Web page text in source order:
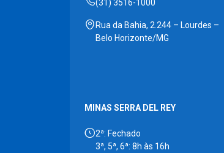
(31) 3516-1000
Rua da Bahia, 2.244 – Lourdes –
Belo Horizonte/MG
MINAS SERRA DEL REY
2ª: Fechado
3ª, 5ª, 6ª: 8h às 16h